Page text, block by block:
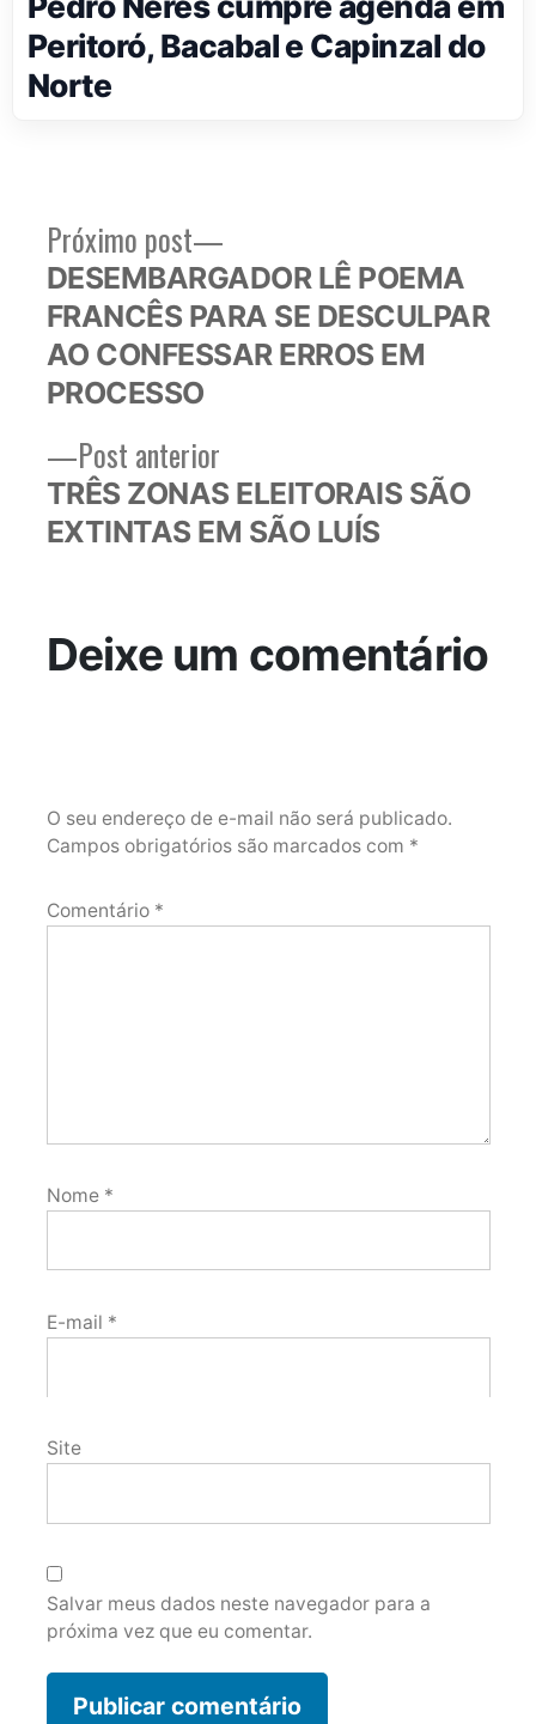
Peritoró, Bacabal e Capinzal do
Norte
Navegação
de
Post
Post anteriorPost
anterior:
TRÊS ZONAS ELEITORAIS SÃO
EXTINTAS EM SÃO LUÍS
Próximo post
Próximo
post:
DESEMBARGADOR LÊ POEMA
FRANCÊS PARA SE DESCULPAR
AO CONFESSAR ERROS EM
PROCESSO
Deixe um comentário
O seu endereço de e-mail não será publicado.
Campos obrigatórios são marcados com *
Comentário *
Nome *
E-mail *
Site
Salvar meus dados neste navegador para a
próxima vez que eu comentar.